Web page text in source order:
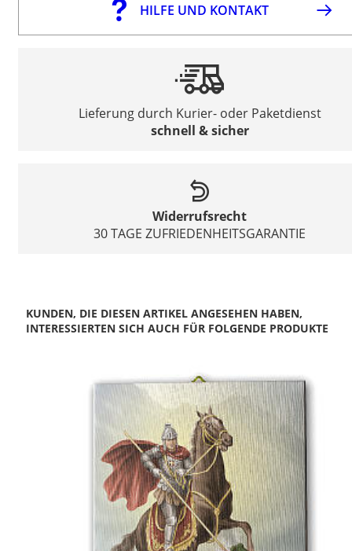
HILFE UND KONTAKT
Lieferung durch Kurier- oder Paketdienst
schnell & sicher
Widerrufsrecht
30 TAGE ZUFRIEDENHEITSGARANTIE
KUNDEN, DIE DIESEN ARTIKEL ANGESEHEN HABEN,
INTERESSIERTEN SICH AUCH FÜR FOLGENDE PRODUKTE